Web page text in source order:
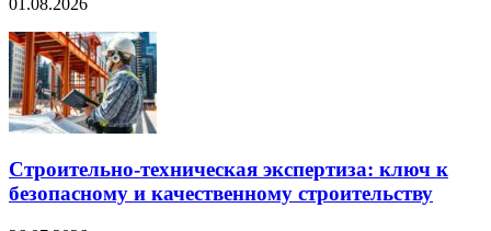
Строительно‑техническая экспертиза: ключ к
безопасному и качественному строительству